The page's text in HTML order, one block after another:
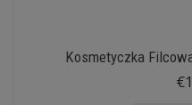
Kosmetyczka